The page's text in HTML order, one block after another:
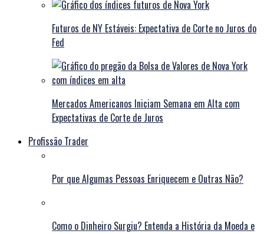
Futuros de NY Estáveis: Expectativa de Corte no Juros do
Fed
Mercados Americanos Iniciam Semana em Alta com
Expectativas de Corte de Juros
Profissão Trader
Por que Algumas Pessoas Enriquecem e Outras Não?
Como o Dinheiro Surgiu? Entenda a História da Moeda e